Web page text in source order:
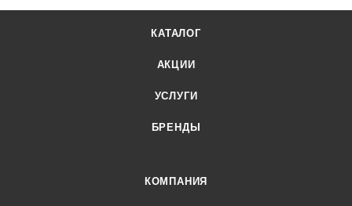
КАТАЛОГ
АКЦИИ
УСЛУГИ
БРЕНДЫ
КОМПАНИЯ